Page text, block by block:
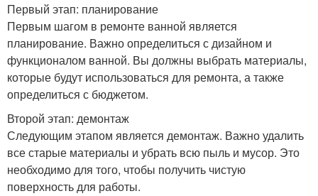
Первый этап: планирование
Первым шагом в ремонте ванной является
планирование. Важно определиться с дизайном и
функционалом ванной. Вы должны выбрать материалы,
которые будут использоваться для ремонта, а также
определиться с бюджетом.
Второй этап: демонтаж
Следующим этапом является демонтаж. Важно удалить
все старые материалы и убрать всю пыль и мусор. Это
необходимо для того, чтобы получить чистую
поверхность для работы.